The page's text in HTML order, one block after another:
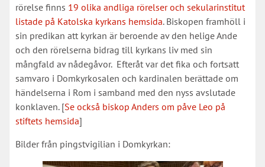
rörelse finns 19 olika andliga rörelser och sekularinstitut
listade på Katolska kyrkans hemsida. Biskopen framhöll i
sin predikan att kyrkan är beroende av den helige Ande
och den rörelserna bidrag till kyrkans liv med sin
mångfald av nådegåvor. Efteråt var det fika och fortsatt
samvaro i Domkyrkosalen och kardinalen berättade om
händelserna i Rom i samband med den nyss avslutade
konklaven. [Se också biskop Anders om påve Leo på
stiftets hemsida]
Bilder från pingstvigilian i Domkyrkan: